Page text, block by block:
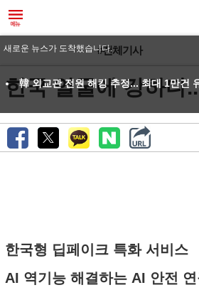
#전체기사
한국 얼굴에 강하다
한국형 딥페이크 특화 서비스
AI 역기능 해결하는 AI 안전
새로운 뉴스가 도착했습니다.
韓 외교관 전원 해킹 추정... 최대 1만건